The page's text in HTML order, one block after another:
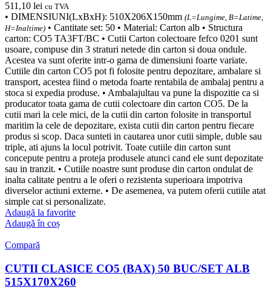
511,10 lei cu TVA
• DIMENSIUNI(LxBxH): 510X206X150mm (L=Lungime, B=Latime,
H=Inaltime) • Cantitate set: 50 • Material: Carton alb • Structura
carton: CO5 TA3FT/BC • Cutii Carton colectoare fefco 0201 sunt
usoare, compuse din 3 straturi netede din carton si doua ondule.
Acestea va sunt oferite intr-o gama de dimensiuni foarte variate.
Cutiile din carton CO5 pot fi folosite pentru depozitare, ambalare si
transport, acestea fiind o metoda foarte rentabila de ambalaj pentru a
stoca si expedia produse. • Ambalajultau va pune la dispozitie ca si
producator toata gama de cutii colectoare din carton CO5. De la
cutii mari la cele mici, de la cutii din carton folosite in transportul
maritim la cele de depozitare, exista cutii din carton pentru fiecare
produs si scop. Daca sunteti in cautarea unor cutii simple, duble sau
triple, ati ajuns la locul potrivit. Toate cutiile din carton sunt
concepute pentru a proteja produsele atunci cand ele sunt depozitate
sau in tranzit. • Cutiile noastre sunt produse din carton ondulat de
inalta calitate pentru a le oferi o rezistenta superioara impotriva
diverselor actiuni externe. • De asemenea, va putem oferii cutiile atat
simple cat si personalizate.
Adaugă la favorite
Adaugă în coș
Compară
CUTII CLASICE CO5 (BAX) 50 BUC/SET ALB
515X170X260